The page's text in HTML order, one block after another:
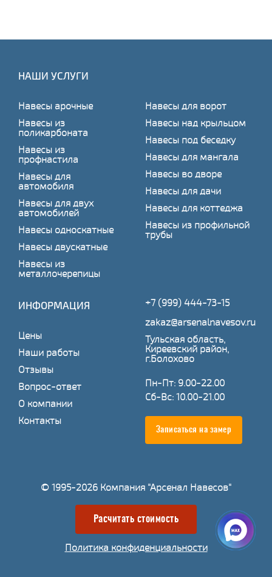
НАШИ УСЛУГИ
Навесы арочные
Навесы из
поликарбоната
Навесы из
профнастила
Навесы для
автомобиля
Навесы для двух
автомобилей
Навесы односкатные
Навесы двускатные
Навесы из
металлочерепицы
Навесы для ворот
Навесы над крыльцом
Навесы под беседку
Навесы для мангала
Навесы во дворе
Навесы для дачи
Навесы для коттеджа
Навесы из профильной
трубы
ИНФОРМАЦИЯ
Цены
Наши работы
Отзывы
Вопрос-ответ
О компании
Контакты
+7 (999) 444-73-15
zakaz@arsenalnavesov.ru
Тульская область,
Киреевский район,
г.Болохово
Пн-Пт: 9.00-22.00
Сб-Вс: 10.00-21.00
Записаться на замер
© 1995-2026 Компания "Арсенал Навесов"
Расчитать стоимость
Политика конфиденциальности